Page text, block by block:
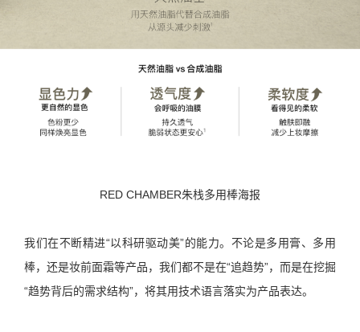
RED CHAMBER朱栈多用棒海报
我们在不断精进“以科研驱动美”的能力。不论是多用膏、多用
棒，还是妆前面霜等产品，我们都不是在“追趋势”，而是在挖掘
“趋势背后的需求结构”，将其用技术语言落实为产品表达。